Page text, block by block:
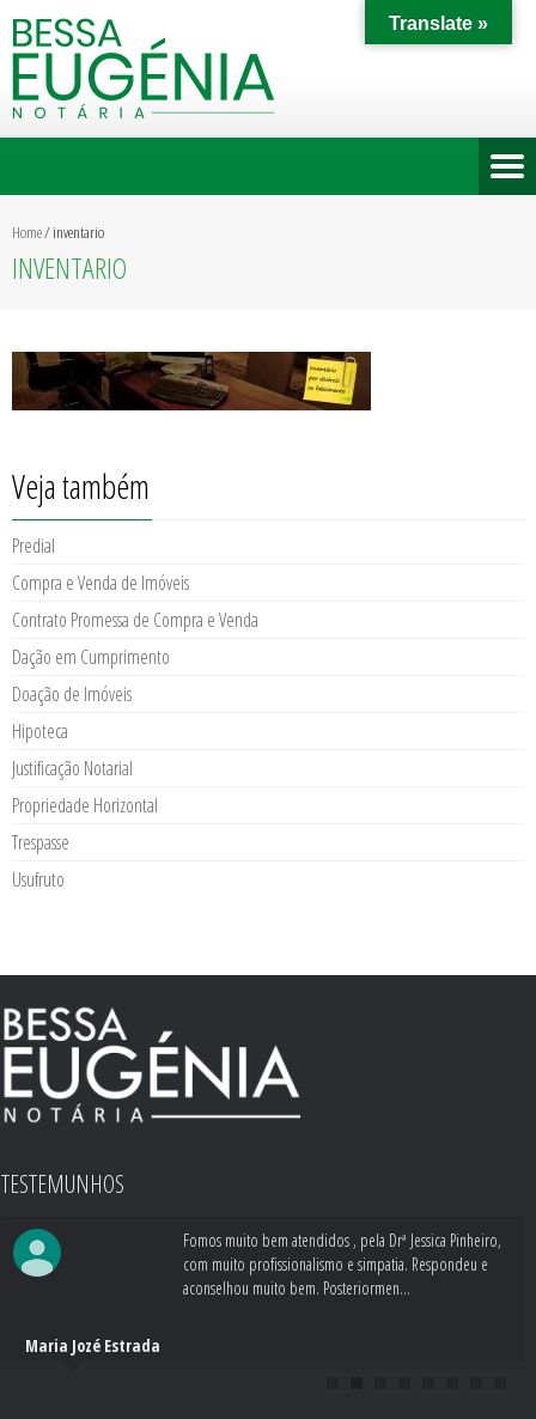
Home/ inventario
INVENTARIO
Veja também
Predial
Compra e Venda de Imóveis
Contrato Promessa de Compra e Venda
Dação em Cumprimento
Doação de Imóveis
Hipoteca
Justificação Notarial
Propriedade Horizontal
Trespasse
Usufruto
TESTEMUNHOS
Fomos muito bem atendidos , pela Drª Jessica Pinheiro,
com muito profissionalismo e simpatia. Respondeu e
aconselhou muito bem. Posteriormen...
Maria Jozé Estrada
Translate »